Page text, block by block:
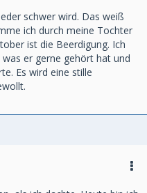
schwer wird. Das weiß
ich durch meine Tochter
ist die Beerdigung. Ich
er gerne gehört hat und
Es wird eine stille